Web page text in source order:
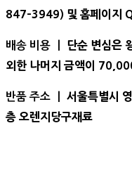
847-3949) 및 홈페이지
배송 비용 ㅣ
단순 변심은
외한 나머지 금액이
반품 주소 ㅣ 서울특별시
층 오렌지당구재료